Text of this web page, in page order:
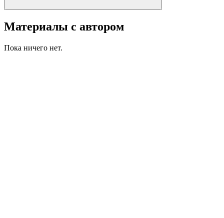
Материалы с автором
Пока ничего нет.